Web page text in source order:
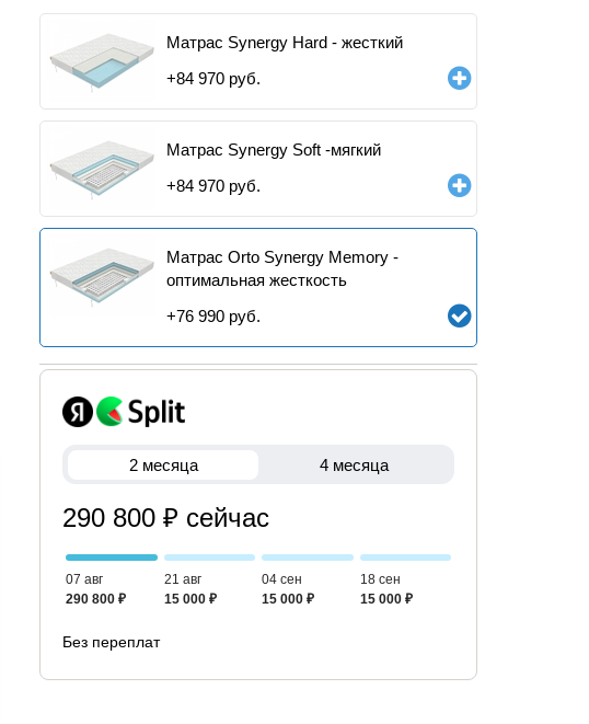
Матрас Synergy Hard - жесткий
+84 970 руб.
Матрас Synergy Soft -мягкий
+84 970 руб.
Матрас Orto Synergy Memory -
оптимальная жесткость
+76 990 руб.
2 месяца 4 месяца
290 800 ₽ сейчас
07 авг
290 800 ₽
21 авг
15 000 ₽
04 сен
15 000 ₽
18 сен
15 000 ₽
Без переплат